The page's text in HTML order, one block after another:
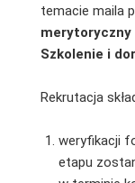
temacie maila
merytoryczny
Szkolenie i
Rekrutacja
weryfikacji
etapu